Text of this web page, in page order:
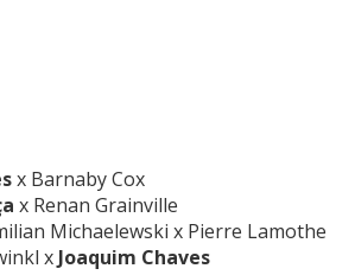
x Barnaby Cox
x Renan Grainville
Michaelewski x Pierre Lamothe
x Joaquim Chaves